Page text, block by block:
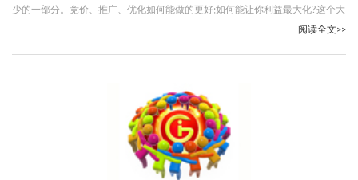
少的一部分。竞价、推广、优化如何能做的更好;如何能让你利益最大化?这个大
家都很关心的问题，接下来广州网站建设公司就简单的说下自己在网站优化方
阅读全文>>